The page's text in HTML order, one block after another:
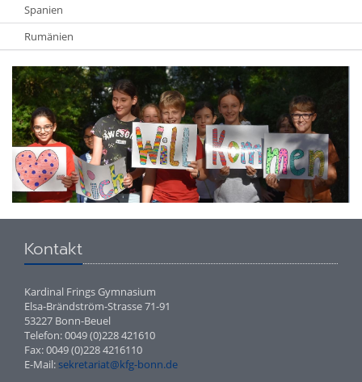
Spanien
Rumänien
Kontakt
Kardinal Frings Gymnasium
Elsa-Brändström-Strasse 71-91
53227 Bonn-Beuel
Telefon: 0049 (0)228 421610
Fax: 0049 (0)228 4216110
E-Mail: sekretariat@kfg-bonn.de